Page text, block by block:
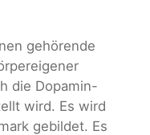
gehörende
die Dopamin-
wird. Es wird
gebildet. Es